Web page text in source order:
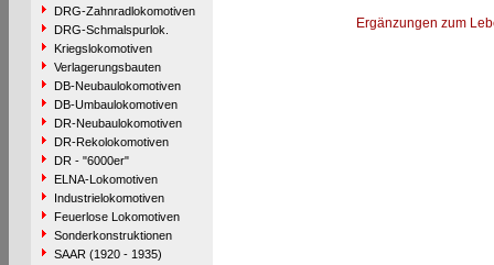
DRG-Zahnradlokomotiven
DRG-Schmalspurlok.
Kriegslokomotiven
Verlagerungsbauten
DB-Neubaulokomotiven
DB-Umbaulokomotiven
DR-Neubaulokomotiven
DR-Rekolokomotiven
DR - "6000er"
ELNA-Lokomotiven
Industrielokomotiven
Feuerlose Lokomotiven
Sonderkonstruktionen
SAAR (1920 - 1935)
Ergänzungen zum